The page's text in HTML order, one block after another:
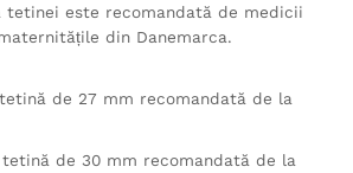
tetinei este recomandată de medicii
din Danemarca.
de 27 mm recomandată de la
de 30 mm recomandată de la